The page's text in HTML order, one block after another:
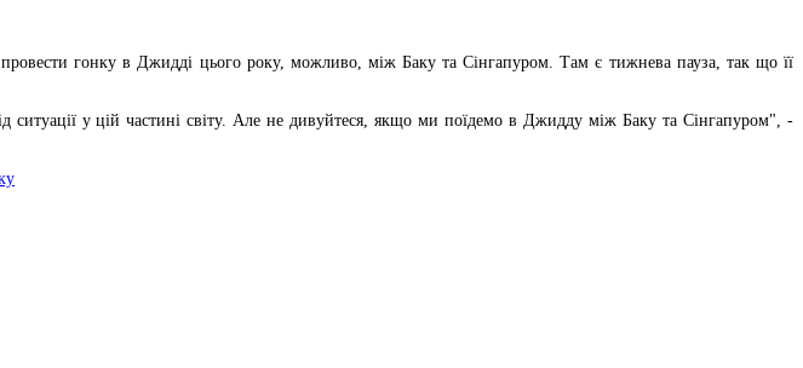
провести гонку в Джидді цього року, можливо, між Баку та Сінгапуром. Там є тижнева пауза, так що її
у цій частині світу. Але не дивуйтеся, якщо ми поїдемо в Джидду між Баку та Сінгапуром", -